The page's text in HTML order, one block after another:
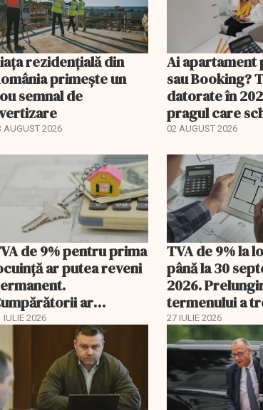
rezidențială din
primește un
semnal de
AUGUST 2026
Ai apartament
sau Booking?
datorate în
pragul care
regimul fiscal
02 AUGUST 2026
de 9% pentru prima
ar putea reveni
ar
zeci de mii de
IULIE 2026
TVA de 9% la
până la 30
2026.
termenului a
comisia din
27 IULIE 2026